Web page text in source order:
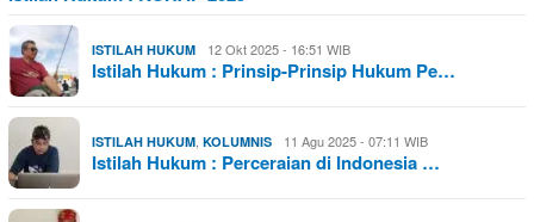
ISTILAH HUKUM 12 Okt 2025 - 16:51 WIB
Istilah Hukum : Prinsip-Prinsip Hukum Pe…
ISTILAH HUKUM, KOLUMNIS 11 Agu 2025 - 07:11 WIB
Istilah Hukum : Perceraian di Indonesia …